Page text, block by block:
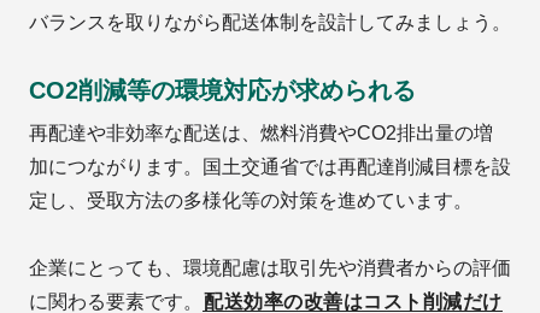
バランスを取りながら配送体制を設計してみましょう。
CO2削減等の環境対応が求められる
再配達や非効率な配送は、燃料消費やCO2排出量の増
加につながります。国土交通省では再配達削減目標を設
定し、受取方法の多様化等の対策を進めています。
企業にとっても、環境配慮は取引先や消費者からの評価
に関わる要素です。 配送効率の改善はコスト削減だけ